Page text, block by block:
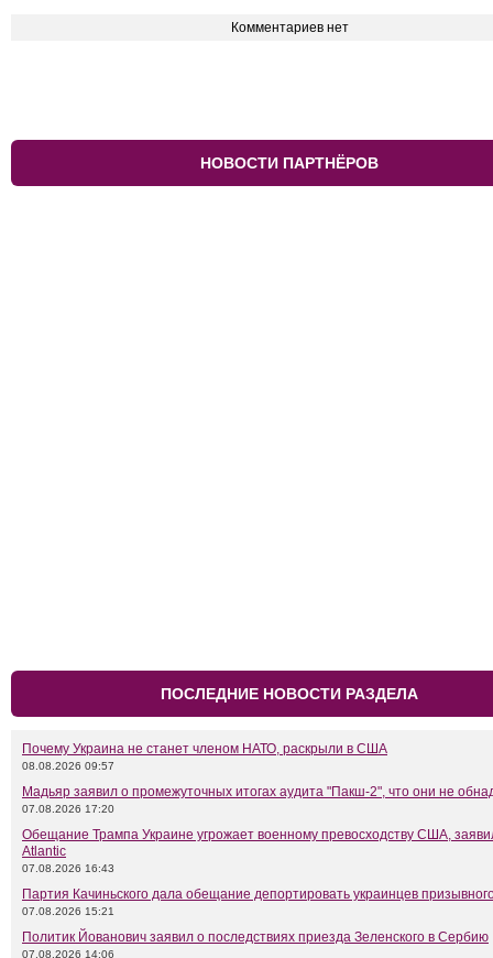
Комментариев нет
НОВОСТИ ПАРТНЁРОВ
ПОСЛЕДНИЕ НОВОСТИ РАЗДЕЛА
Почему Украина не станет членом НАТО, раскрыли в США
08.08.2026 09:57
Мадьяр заявил о промежуточных итогах аудита "Пакш-2", что они не
07.08.2026 17:20
Обещание Трампа Украине угрожает военному превосходству США,
Atlantic
07.08.2026 16:43
Партия Качиньского дала обещание депортировать украинцев
07.08.2026 15:21
Политик Йованович заявил о последствиях приезда Зеленского в Сербию
07.08.2026 14:06